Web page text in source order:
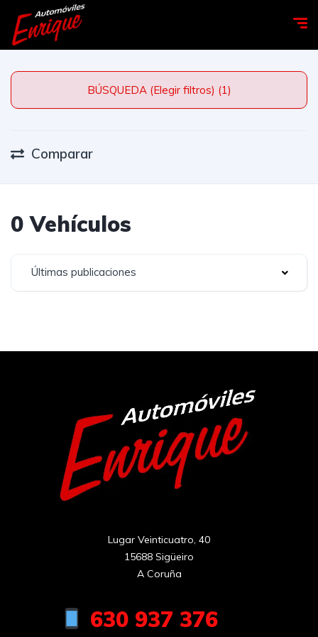
BÚSQUEDA (Elegir filtros) (1)
Comparar
0 Vehículos
Últimas publicaciones
Lugar Veinticuatro, 40
15688 Sigüeiro
A Coruña
630 937 376